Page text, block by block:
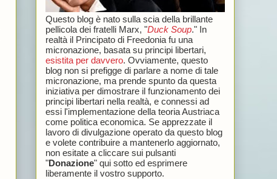
Questo blog è nato sulla scia della brillante
pellicola dei fratelli Marx, "Duck Soup." In
realtà il Principato di Freedonia fu una
micronazione, basata su principi libertari,
esistita per davvero. Ovviamente, questo
blog non si prefigge di parlare a nome di tale
micronazione, ma prende spunto da questa
iniziativa per dimostrare il funzionamento dei
principi libertari nella realtà, e connessi ad
essi l'implementazione della teoria Austriaca
come politica economica. Se apprezzate il
lavoro di divulgazione operato da questo blog
e volete contribuire a mantenerlo aggiornato,
non esitate a cliccare sui pulsanti
"Donazione" qui sotto ed esprimere
liberamente il vostro supporto.